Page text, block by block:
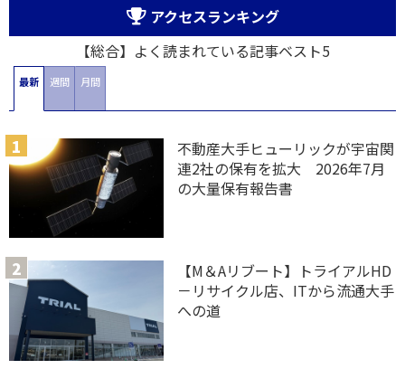
アクセスランキング
【総合】よく読まれている記事ベスト5
最新 週間 月間
不動産大手ヒューリックが宇宙関
連2社の保有を拡大 2026年7月
の大量保有報告書
【M＆Aリブート】トライアルHD
－リサイクル店、ITから流通大手
への道